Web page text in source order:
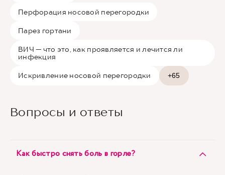
Перфорация носовой перегородки
Парез гортани
ВИЧ — что это, как проявляется и лечится ли
инфекция
Искривление носовой перегородки +65
Вопросы и ответы
Как быстро снять боль в горле?